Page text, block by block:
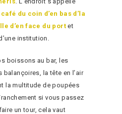
café du coin d’en bas d’la
d’en face du port et
institution.
boissons au bar, les
la tête en l’air
la multitude de poupées
si vous passez
un tour, cela vaut